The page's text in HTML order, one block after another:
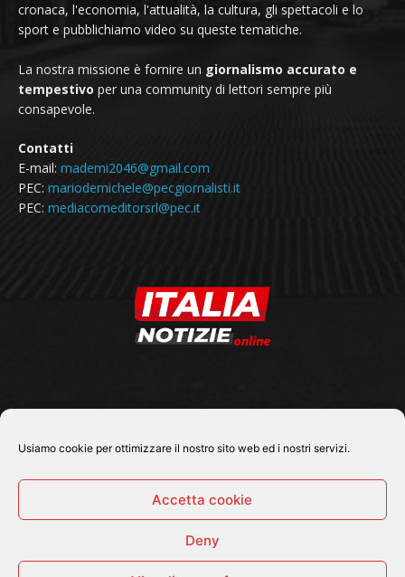
Usiamo cookie per ottimizzare il nostro sito web ed i nostri servizi.
Accetta cookie
Deny
cronaca, l'economia, l'attualità, la cultura, gli spettacoli e lo
sport e pubblichiamo video su queste tematiche.
La nostra missione è fornire un giornalismo accurato e
tempestivo per una community di lettori sempre più
consapevole.
Contatti
E-mail: mademi2046@gmail.com
PEC: mariodemichele@pecgiornalisti.it
PEC: mediacomeditorsrl@pec.it
© 2026 Tutti i diritti riservati - Italia Notizie .online |